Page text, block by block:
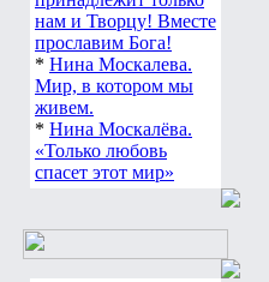
нам и Творцу! Вместе
прославим Бога!
* Нина Москалева.
Мир, в котором мы
живем.
* Нина Москалёва.
«Только любовь
спасет этот мир»